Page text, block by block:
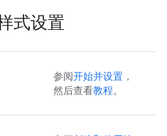
式设置
参阅开始并设置 ，
然后查看教程。